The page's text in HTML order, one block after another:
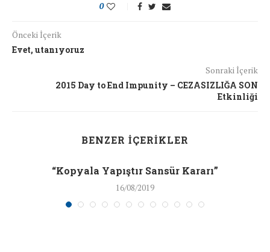
0
Önceki İçerik
Evet, utanıyoruz
Sonraki İçerik
2015 Day to End Impunity – CEZASIZLIĞA SON
Etkinliği
BENZER İÇERIKLER
“Kopyala Yapıştır Sansür Kararı”
16/08/2019